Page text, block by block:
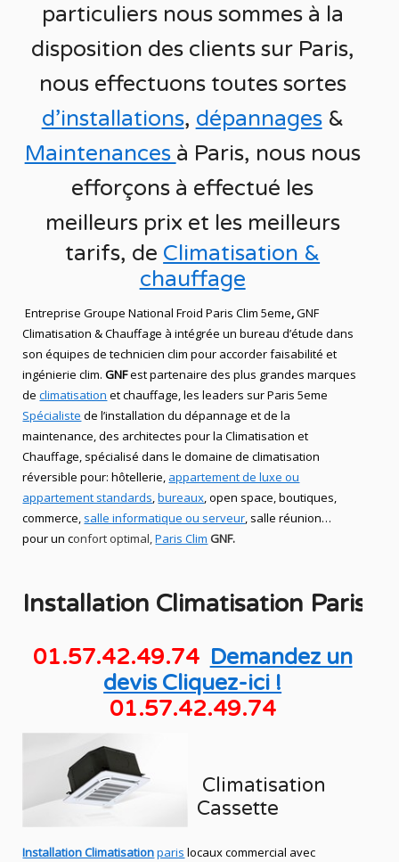
particuliers nous sommes à la
disposition des clients surParis,
nous effectuons toutes sortes
d’installations, dépannages&
Maintenances à Paris, nous nous
efforçons à effectué les
meilleurs prix et les meilleurs
tarifs, de Climatisation &
chauffage
Entreprise Groupe National Froid Paris Clim 5eme,GNF
Climatisation & Chauffage à intégrée un bureau d’étude dans
son équipes de technicienclim pour accorder faisabilité et
ingénierieclim.GNFest partenaire des plus grandes marques
de climatisation et chauffage, les leaders sur Paris 5eme
Spécialiste de l’installation du dépannageet de la
maintenance, des architectes pour la Climatisation et
Chauffage, spécialisé dans le domaine declimatisation
réversible pour: hôtellerie, appartement de luxe ou
appartement standards,bureaux, open space, boutiques,
commerce, salle informatique ou serveur, salle réunion…
pour un confort optimal,Paris Clim GNF.
Installation Climatisation Paris
01.57.42.49.74 Demandez un
devis Cliquez-ici !
01.57.42.49.74
Climatisation
Cassette
Installation Climatisationparis locaux commercial avec